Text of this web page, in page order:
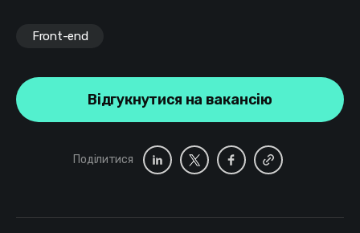
Front-end
Відгукнутися на вакансію
Поділитися